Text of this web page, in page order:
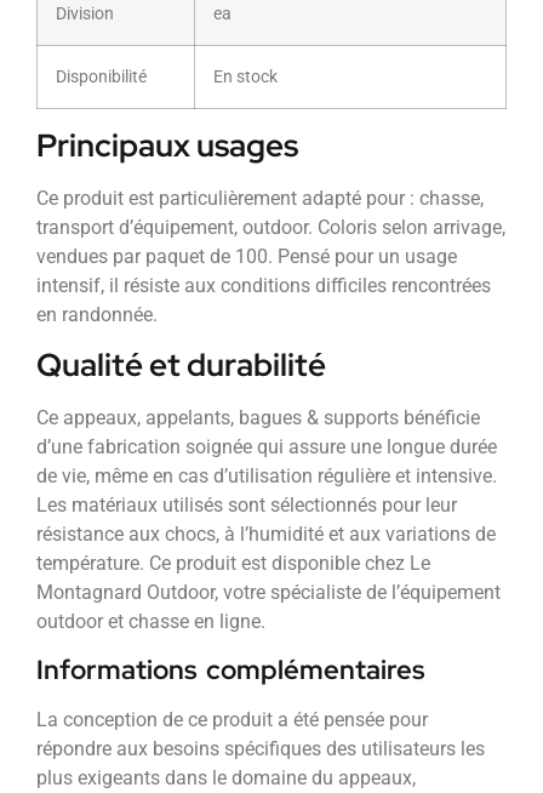
Division ea
Disponibilité En stock
Principaux usages
Ce produit est particulièrement adapté pour : chasse,
transport d’équipement, outdoor. Coloris selon arrivage,
vendues par paquet de 100. Pensé pour un usage
intensif, il résiste aux conditions difficiles rencontrées
en randonnée.
Qualité et durabilité
Ce appeaux, appelants, bagues & supports bénéficie
d’une fabrication soignée qui assure une longue durée
de vie, même en cas d’utilisation régulière et intensive.
Les matériaux utilisés sont sélectionnés pour leur
résistance aux chocs, à l’humidité et aux variations de
température. Ce produit est disponible chez Le
Montagnard Outdoor, votre spécialiste de l’équipement
outdoor et chasse en ligne.
Informations complémentaires
La conception de ce produit a été pensée pour
répondre aux besoins spécifiques des utilisateurs les
plus exigeants dans le domaine du appeaux,